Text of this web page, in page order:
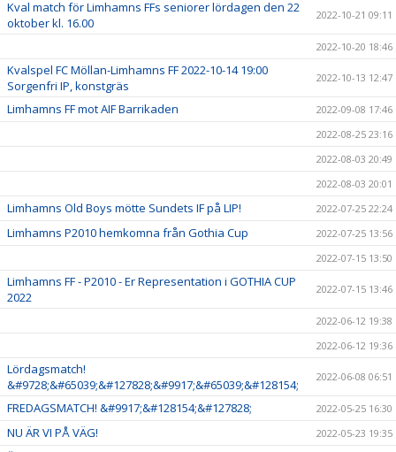
Kval match för Limhamns FFs seniorer lördagen den 22
oktober kl. 16.00
2022-10-21 09:11
2022-10-20 18:46
Kvalspel FC Möllan-Limhamns FF 2022-10-14 19:00
Sorgenfri IP, konstgräs
2022-10-13 12:47
Limhamns FF mot AIF Barrikaden
2022-09-08 17:46
2022-08-25 23:16
2022-08-03 20:49
2022-08-03 20:01
Limhamns Old Boys mötte Sundets IF på LIP! 2022-07-25 22:24
Limhamns P2010 hemkomna från Gothia Cup
2022-07-25 13:56
2022-07-15 13:50
Limhamns FF - P2010 - Er Representation i GOTHIA CUP
2022
2022-07-15 13:46
2022-06-12 19:38
2022-06-12 19:36
Lördagsmatch!
&#9728;&#65039;&#127828;&#9917;&#65039;&#128154;
2022-06-08 06:51
FREDAGSMATCH! &#9917;&#128154;&#127828; 2022-05-25 16:30
NU ÄR VI PÅ VÄG! 2022-05-23 19:35